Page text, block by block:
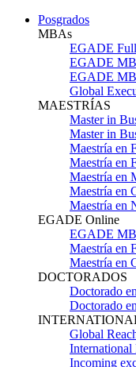
Posgrados
MBAs
EGADE
EGADE
EGADE
Global
MAESTRÍAS
Master in
Master in
Maestría en
Maestría en
Maestría en
Maestría en
Maestría en
EGADE Online
EGADE
Maestría en
Maestría en
DOCTORADOS
Doctorado
Doctorado
Global
International
Incoming